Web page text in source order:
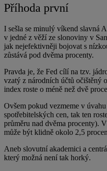
Příhoda první
I sešla se minulý víkend slavná
v jedné z věží ze slonoviny v
jak nejefektivněji bojovat s
zůstává pod dvěma procenty.
Pravda je, že Fed cílí na tzv.
vzatý z národních účtů očištěný
index roste o méně než dvě
Ovšem pokud vezmeme v
spotřebitelských cen, tak ten
průměru nad dvěma procenty).
může být klidně okolo 2,5
Aneb slovutní akademici a
který možná není tak horký.